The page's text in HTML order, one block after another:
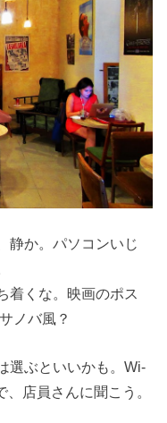
静か。パソコンいじ
着くな。映画のポス
ノバ風？
選ぶといいかも。Wi-
店員さんに聞こう。